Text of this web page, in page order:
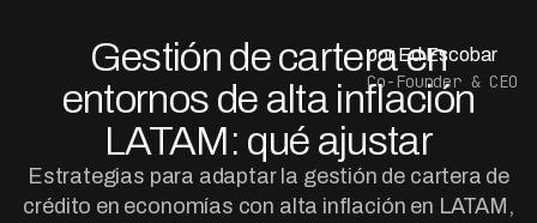
Gestión de cartera en
entornos de alta inflación
LATAM: qué ajustar
Estrategias para adaptar la gestión de cartera de
crédito en economías con alta inflación en LATAM,
por Ed Escobar
Co-Founder & CEO